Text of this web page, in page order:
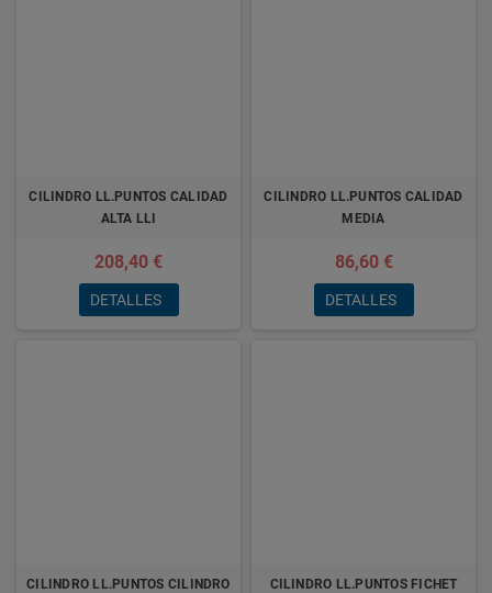
CILINDRO LL.PUNTOS CALIDAD
ALTA LLI
208,40 €
DETALLES
CILINDRO LL.PUNTOS CALIDAD
MEDIA
86,60 €
DETALLES
CILINDRO LL.PUNTOS CILINDRO
CILINDRO LL.PUNTOS FICHET